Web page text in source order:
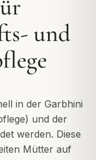
und
in der Garbhini
und der
werden. Diese
Mütter auf